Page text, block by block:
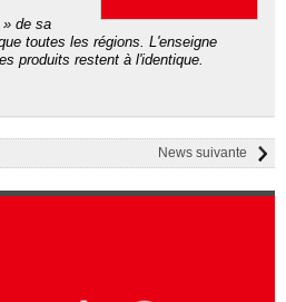
de sa
toutes les régions. L'enseigne
produits restent à l'identique.
News suivante